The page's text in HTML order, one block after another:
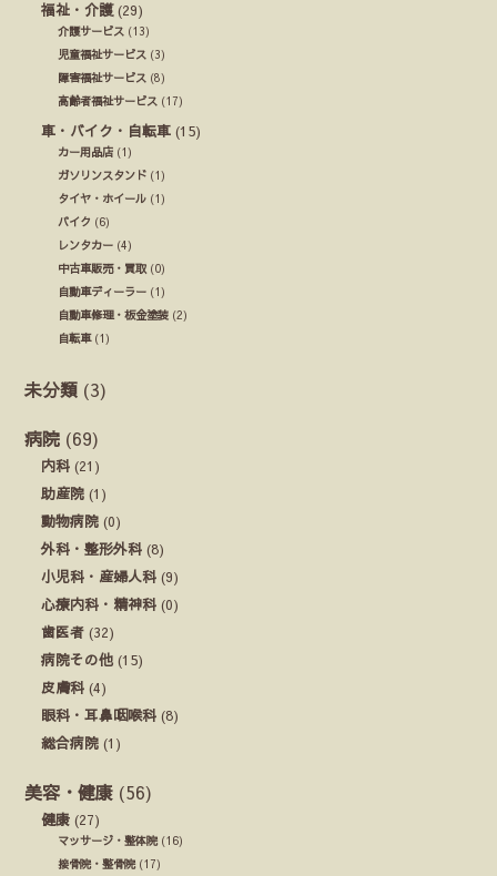
福祉・介護(29)
介護サービス (13)
児童福祉サービス (3)
障害福祉サービス (8)
高齢者福祉サービス (17)
車・バイク・自転車 (15)
カー用品店 (1)
ガソリンスタンド (1)
タイヤ・ホイール (1)
バイク (6)
レンタカー (4)
中古車販売・買取 (0)
自動車ディーラー (1)
自動車修理・板金塗装 (2)
自転車(1)
未分類 (3)
病院 (69)
内科 (21)
助産院 (1)
動物病院 (0)
外科・整形外科 (8)
小児科・産婦人科 (9)
心療内科・精神科 (0)
歯医者 (32)
病院その他 (15)
皮膚科 (4)
眼科・耳鼻咽喉科 (8)
総合病院 (1)
美容・健康 (56)
健康 (27)
マッサージ・整体院(16)
接骨院・整骨院(17)